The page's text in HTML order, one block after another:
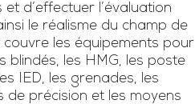
d’effectuer l’évaluation
le réalisme du champ de
couvre les équipements pour
blindés, les HMG, les poste
IED, les grenades, les
de précision et les moyens